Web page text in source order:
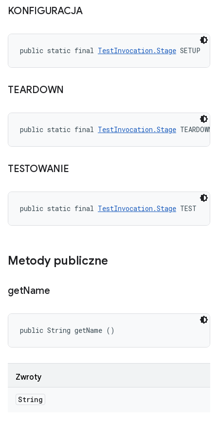
KONFIGURACJA
public static final TestInvocation.Stage SETUP
TEARDOWN
public static final TestInvocation.Stage TEARDOWN
TESTOWANIE
public static final TestInvocation.Stage TEST
Metody publiczne
getName
public String getName ()
Zwroty
String